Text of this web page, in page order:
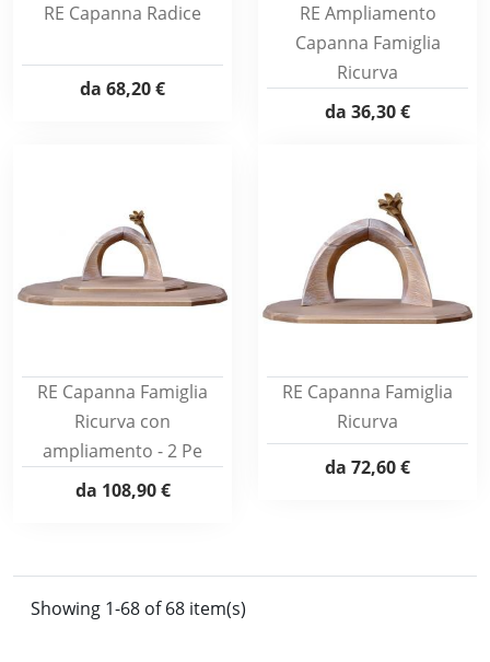
RE Capanna Radice
da 68,20 €
RE Ampliamento
Capanna Famiglia
Ricurva
da 36,30 €
RE Capanna Famiglia
Ricurva con
ampliamento - 2 Pe
da 108,90 €
RE Capanna Famiglia
Ricurva
da 72,60 €
Showing 1-68 of 68 item(s)